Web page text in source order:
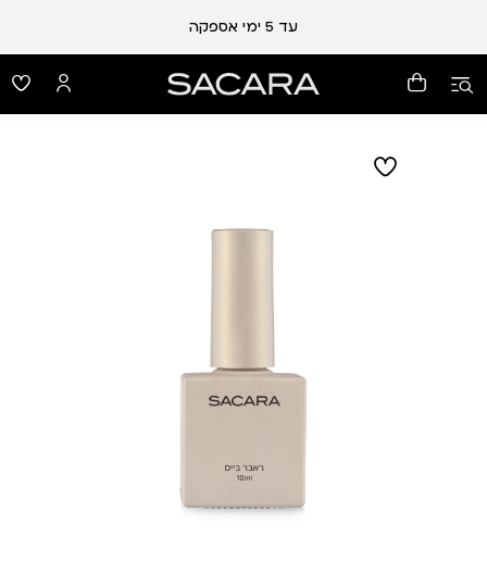
עד 5 ימי אספקה